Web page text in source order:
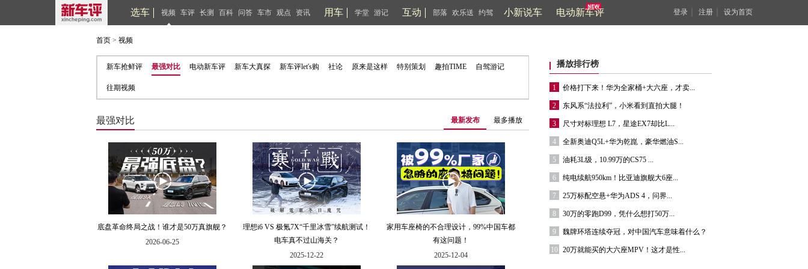
选车 视频 车评 长测 百科 问答 车市 观点 资讯 用车 学堂 游记 互动 部落 欢乐送 约驾 小新说车 电动新车评 登录 注册 设为首页
首页 > 视频
新车抢鲜评 最强对比 电动新车评 新车大真探 新车评let's购 社论 原来是这样 特别策划 趣拍TIME 自驾游记
往期视频
最强对比 最新发布 最多播放
底盘革命终局之战！谁才是50万真旗舰？
2026-06-25
理想i6 VS 极氪7X“千里冰雪”续航测试！
电车真不过山海关？
2025-12-22
家用车座椅的不合理设计，99%中国车都
有这问题！
2025-12-04
播放排行榜
1 价格打下来！华为全家桶+大六座，才卖...
2 东风系“法拉利”，小米看到直拍大腿！
3 尺寸对标理想 L7，星途EX7却比L...
4 全新奥迪Q5L+华为乾崑，豪华燃油S...
5 油耗3L级，10.99万的CS75 ...
6 纯电续航950km！比亚迪旗舰大6座...
7 25万标配空悬+华为ADS 4，问界...
8 30万的零跑D99，凭什么想打50万...
9 魏牌环塔连续夺冠，对中国汽车意味着什么？
10 20万就能买的大六座MPV！这才是性...